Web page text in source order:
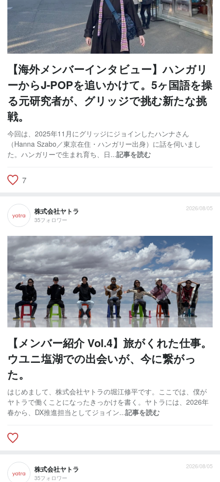
【海外メンバーインタビュー】ハンガリ
ーからJ-POPを追いかけて。5ヶ国語を操
る元研究者が、グリッジで挑む新たな挑
戦。
今回は、2025年11月にグリッジにジョインしたハンナさん
（Hanna Szabo／東京在住・ハンガリー出身）に話を伺いまし
た。ハンガリーで生まれ育ち、日...記事を読む
7
株式会社ヤトラ
35フォロワー
2026/08/05
【メンバー紹介 Vol.4】旅がくれた仕事。
ウユニ塩湖での出会いが、今に繋がっ
た。
はじめまして、株式会社ヤトラの堀江修平です。ここでは、僕が
ヤトラで働くことになったきっかけを書く。ヤトラには、2026年
春から、DX推進担当としてジョイン...記事を読む
株式会社ヤトラ
35フォロワー
2026/08/05